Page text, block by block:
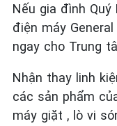
Nếu gia đình
điện máy General
ngay cho Trung
Nhận thay linh
các sản phẩm
máy giặt , lò vi